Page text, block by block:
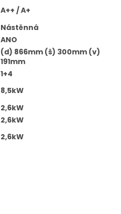
A++ / A+
Nástěnná
ANO
(d) 866mm (š) 300mm (v)
191mm
1+4
8,5kW
2,6kW
2,6kW
2,6kW